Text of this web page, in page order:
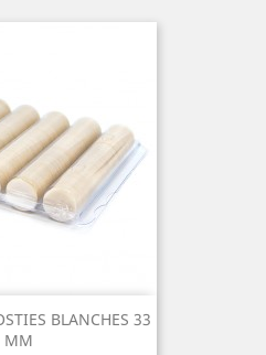
BLANCHES 33
MM